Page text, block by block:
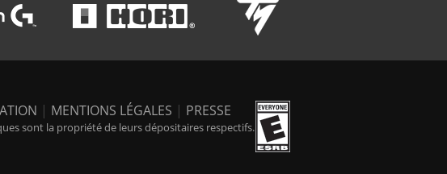
| MENTIONS LÉGALES | PRESSE
sont la propriété de leurs dépositaires respectifs.